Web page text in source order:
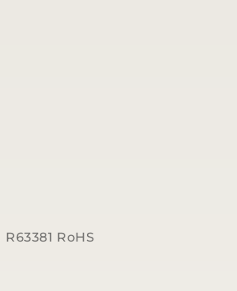
R63381 RoHS